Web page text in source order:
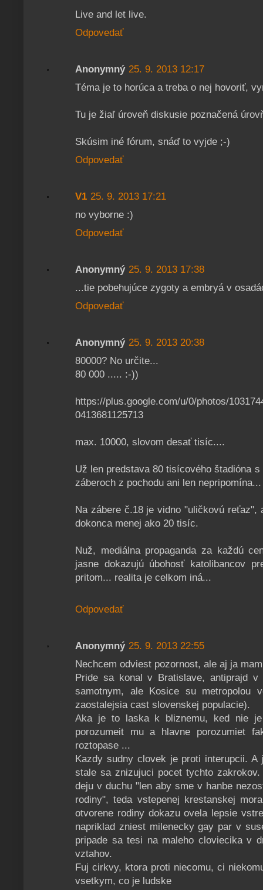
Live and let live.
Odpovedať
Anonymný 25. 9. 2013 12:17
Téma je to horúca a treba o nej hovoriť,
Tu je žiaľ úroveň diskusie poznačená
Skúsim iné fórum, snáď to vyjde ;-)
Odpovedať
V1 25. 9. 2013 17:21
no vyborne :)
Odpovedať
Anonymný 25. 9. 2013 17:38
...tie pobehujúce zygoty a embryá v
Odpovedať
Anonymný 25. 9. 2013 20:38
80000? No určite...
80 000 ..... :-))
https://plus.google.com/u/0/photos/
0413681125713
max. 10000, slovom desať tisíc....
Už len predstava 80 tisícového štadióna
záberoch z pochodu ani len nepripomína...
Na zábere č.18 je vidno "uličkovú
dokonca menej ako 20 tisíc.
Nuž, mediálna propaganda za každú
jasne dokazujú úbohosť katolibancov
pritom... realita je celkom iná...
Odpovedať
Anonymný 25. 9. 2013 22:55
Nechcem odviest pozornost, ale aj ja
Pride sa konal v Bratislave, antiprajd v
samotnym, ale Kosice su metropolou
zaostalejsia cast slovenskej populacie).
Aka je to laska k bliznemu, ked nie
porozumeit mu a hlavne porozumiet
roztopase ...
Kazdy sudny clovek je proti interupcii.
stale sa znizujuci pocet tychto
deju v duchu "len aby sme v hanbe
rodiny", teda vstepenej krestanskej
otvorene rodiny dokazu ovela lepsie
napriklad zniest milenecky gay par v
pripade sa tesi na maleho cloviecika v
vztahov.
Fuj cirkvy, ktora proti niecomu, ci
vsetkym, co je ludske